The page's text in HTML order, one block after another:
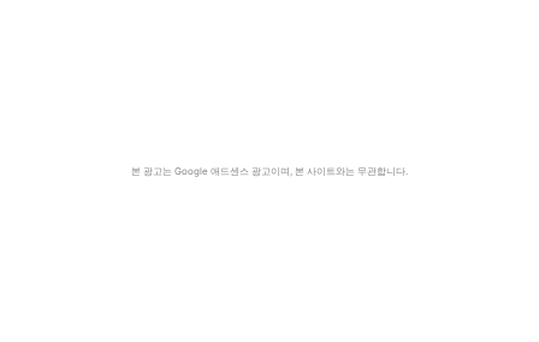
본 광고는 Google 애드센스 광고이며, 본 사이트와는 무관합니다.